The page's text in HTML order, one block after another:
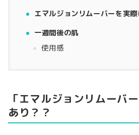
エマルジョンリムーバーを実際
一週間後の肌
使用感
「エマルジョンリムーバ
あり？？